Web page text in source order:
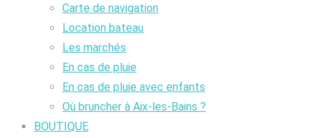
Carte de navigation
Location bateau
Les marchés
En cas de pluie
En cas de pluie avec enfants
Où bruncher à Aix-les-Bains ?
BOUTIQUE